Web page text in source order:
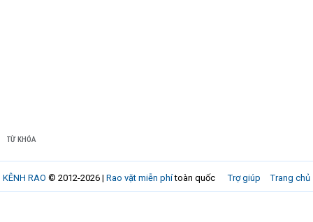
TỪ KHÓA
Trợ giúp Trang chủ
KÊNH RAO © 2012-2026 | Rao vặt miễn phítoàn quốc